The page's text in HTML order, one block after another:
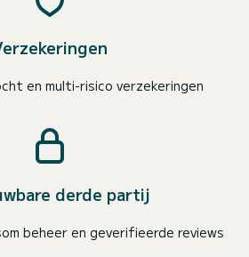
en multi-risico verzekeringen
derde partij
beheer en geverifieerde reviews